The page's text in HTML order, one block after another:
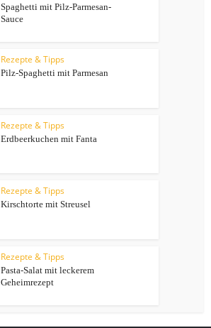
Spaghetti mit Pilz-Parmesan-
Sauce
Rezepte & Tipps
Pilz-Spaghetti mit Parmesan
Rezepte & Tipps
Erdbeerkuchen mit Fanta
Rezepte & Tipps
Kirschtorte mit Streusel
Rezepte & Tipps
Pasta-Salat mit leckerem
Geheimrezept